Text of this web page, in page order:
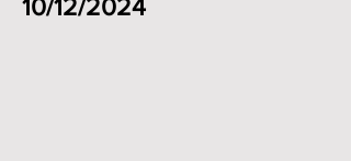
10/12/2024